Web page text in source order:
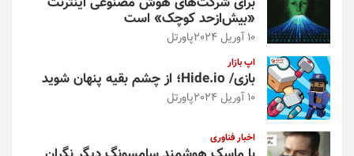
«بیش‌از‌حد کوچک» است
10 آوریل 2024 پاورتل
اپ بازار
بازی/ Hide.io؛ از چشم بقیه پنهان شوید
10 آوریل 2024 پاورتل
اخبار فناوری